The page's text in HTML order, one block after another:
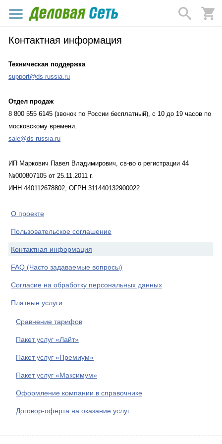
Контактная информация
Техническая поддержка
support@ds-russia.ru
Отдел продаж
8 800 555 6145 (звонок по России бесплатный), с 10 до 19 часов по
московскому времени.
sale@ds-russia.ru
ИП Маркович Павел Владимирович, св-во о регистрации 44
№000807105 от 25.11.2011 г.
ИНН 440112678802, ОГРН 311440132900022
О проекте
Пользовательское соглашение
Контактная информация
FAQ (Часто задаваемые вопросы)
Согласие на обработку персональных данных
Платные услуги
Сравнение тарифов
Пакет услуг «Лайт»
Пакет услуг «Премиум»
Пакет услуг «Максимум»
Оформление компании в справочнике
Договор-оферта на оказание услуг